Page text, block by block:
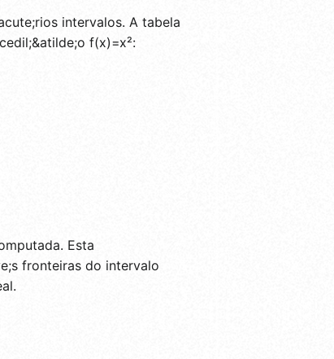
intervalos. A tabela
f(x)=x²:
Esta
fronteiras do intervalo